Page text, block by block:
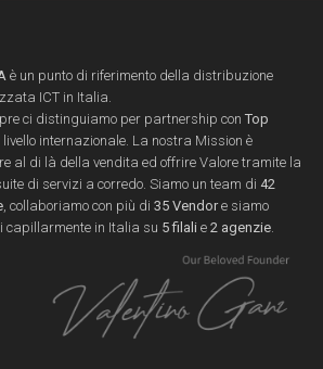
è un punto di riferimento della distribuzione
ICT in Italia.
ci distinguiamo per partnership con Top
livello internazionale. La nostra Mission è
al di là della vendita ed offrire Valore tramite la
di servizi a corredo. Siamo un team di 42
, collaboriamo con più di 35 Vendore siamo
capillarmente in Italia su 5 filali e 2 agenzie